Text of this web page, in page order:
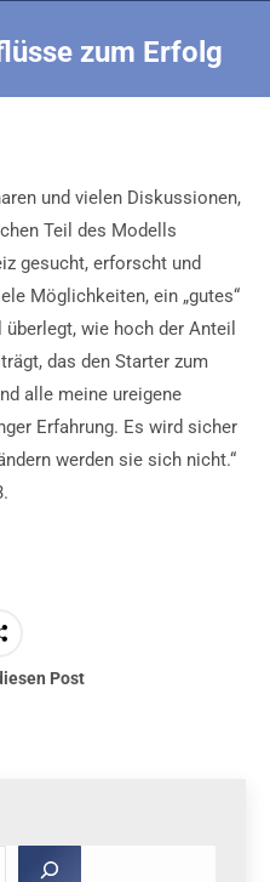
zum Erfolg
und vielen Diskussionen,
Teil des Modells
gesucht, erforscht und
Möglichkeiten, ein „gutes“
wie hoch der Anteil
das den Starter zum
alle meine ureigene
Erfahrung. Es wird sicher
werden sie sich nicht.“
Post